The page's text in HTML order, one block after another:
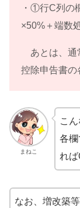
・①行C列の
×50%＋端数
あとは、通
控除申告書の
まねこ
こ
各
れば
なお、増改築